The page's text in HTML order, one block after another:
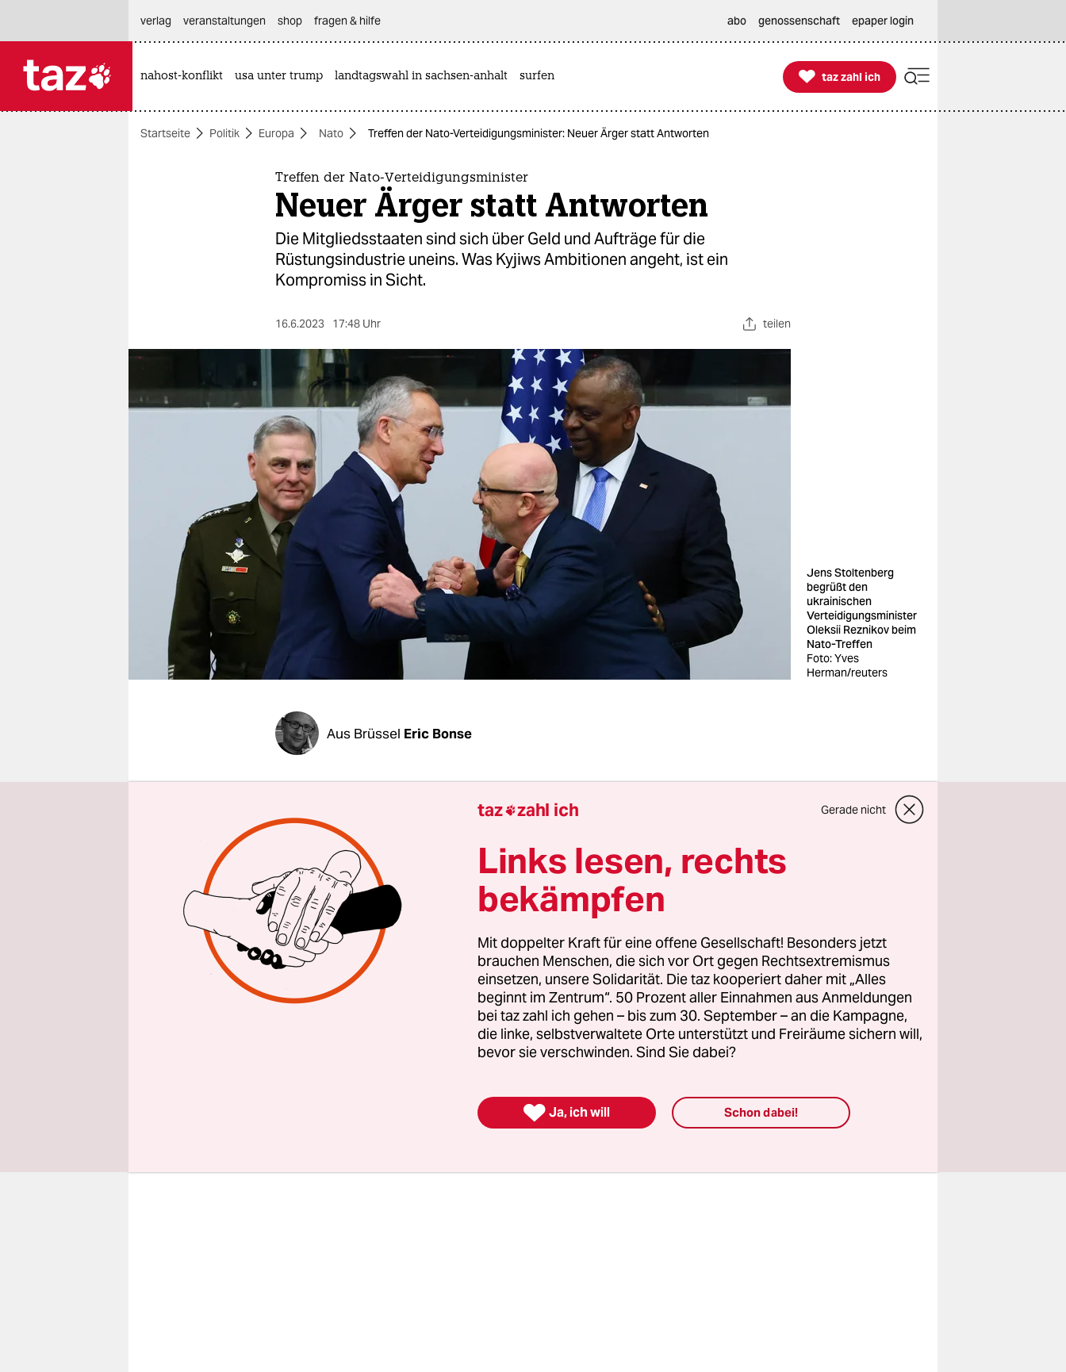
themen
berlin
nord
veranstaltungen
fragen & hilfe
unterstützen
genossenschaft
verlag
veranstaltungen shop fragen & hilfe abo genossenschaft epaper login
nahost-konflikt usa unter trump landtagswahl in sachsen-anhalt surfen 
taz zahl ich
taz zahl ich
Startseite Politik Europa Nato Treffen der Nato-Verteidigungsminister: Neuer Ärger statt Antworten
Treffen der Nato-Verteidigungsminister
Neuer Ärger statt Antworten
Die Mitgliedsstaaten sind sich über Geld und Aufträge für die
Rüstungsindustrie uneins. Was Kyjiws Ambitionen angeht, ist ein
Kompromiss in Sicht.
16.6.2023 17:48 Uhr teilen
Jens Stoltenberg
begrüßt den
ukrainischen
Verteidigungsminister
Oleksii Reznikov beim
Nato-Treffen
Foto: Yves
Herman/reuters
Aus Brüssel Eric Bonse
Jens Stoltenberg gab sich optimistisch: „Wir sind kurz davor, uns über
alle wichtigen Fragen zu einigen“, erklärte der Nato-Generalsekretär
nach einem Treffen der Verteidigungsminister am Freitag in Brüssel
Von dem mit Spannung erwarteten Nato-Gipfel in Vilnius im Juli werde
ein Zeichen der Solidarität mit der Ukraine ausgehen.
Doch in der Praxis sind noch alle wichtigen Fragen offen. Wie wird die
Ukraine näher an die US-geführte Militär-Allianz herangeführt?
Welche Sicherheitsgarantien kann es für die Zeit nach dem Krieg
geben? Was wird aus dem immer wieder verzögerten Nato-Beitritt
Schwedens? Und wer wird Nachfolger von Stoltenberg? Das zweitäige
Treffen in Brüssel brachte keine Antworten, sondern neuen Ärger.
taz zahl ich Gerade nicht
Links lesen, rechts
bekämpfen
Mit doppelter Kraft für eine offene Gesellschaft! Besonders jetzt
brauchen Menschen, die sich vor Ort gegen Rechtsextremismus
einsetzen, unsere Solidarität. Die taz kooperiert daher mit „Alles
beginnt im Zentrum“. 50 Prozent aller Einnahmen aus Anmeldungen
bei taz zahl ich gehen – bis zum 30. September – an die Kampagne,
die linke, selbstverwaltete Orte unterstützt und Freiräume sichern will,
bevor sie verschwinden. Sind Sie dabei?
 Ja, ich will Schon dabei!